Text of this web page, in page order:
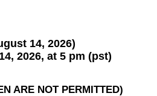
14, 2026)
2026, at 5 pm (pst)
ARE NOT PERMITTED)